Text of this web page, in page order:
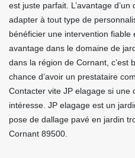
est juste parfait. L’avantage d’un
adapter à tout type de
bénéficier une intervention fiable
avantage dans le domaine de
dans la région de Cornant, c’est
chance d’avoir un prestataire
Contacter vite JP elagage si une
intéresse. JP elagage est un
pose de dallage pavé en jardin
Cornant 89500.